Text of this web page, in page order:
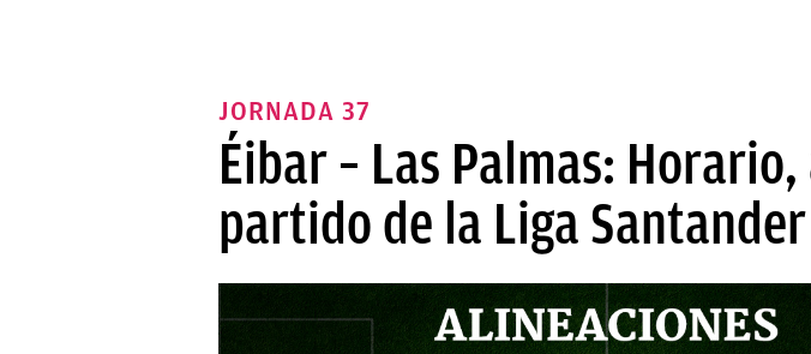
JORNADA 37
Éibar – Las Palmas:
partido de la Liga Santander